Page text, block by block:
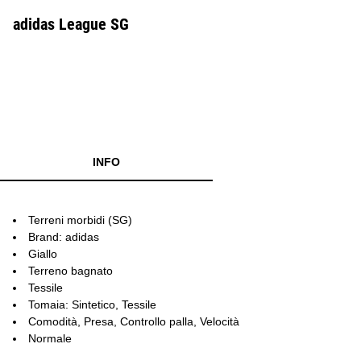
adidas League SG
INFO
Terreni morbidi (SG)
Brand: adidas
Giallo
Terreno bagnato
Tessile
Tomaia: Sintetico, Tessile
Comodità, Presa, Controllo palla, Velocità
Normale